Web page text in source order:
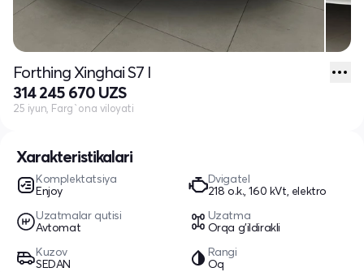
Xarakteristikalari
Komplektatsiya
Enjoy
Dvigatel
218 o.k., 160 kVt, elektro
Uzatmalar qutisi
Avtomat
Uzatma
Orqa g'ildirakli
Kuzov
SEDAN
Rangi
Oq
Forthing Xinghai S7 I
314 245 670 UZS
25 iyun, Farg`ona viloyati